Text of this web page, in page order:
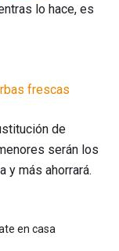
lo hace, es
frescas
de
serán los
y más ahorrará.
en casa